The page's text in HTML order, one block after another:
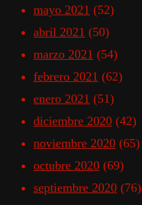
mayo 2021 (52)
abril 2021 (50)
marzo 2021 (54)
febrero 2021 (62)
enero 2021 (51)
diciembre 2020 (42)
noviembre 2020 (65)
octubre 2020 (69)
septiembre 2020 (76)